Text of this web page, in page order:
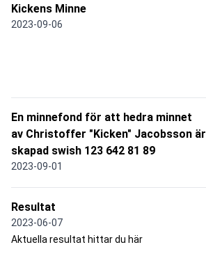
Kickens Minne
2023-09-06
En minnefond för att hedra minnet
av Christoffer "Kicken" Jacobsson är
skapad swish 123 642 81 89
2023-09-01
Resultat
2023-06-07
Aktuella resultat hittar du här